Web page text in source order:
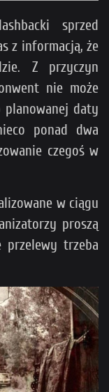
sprzed
z informacją, że
Z przyczyn
nie może
planowanej daty
ponad dwa
czegoś w
w ciągu
proszą
przelewy trzeba